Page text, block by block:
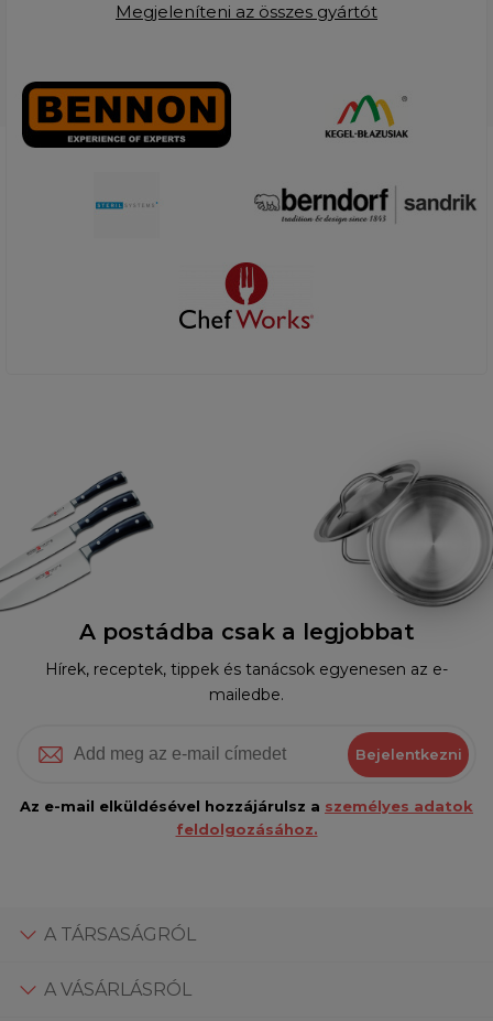
Megjeleníteni az összes gyártót
A postádba csak a legjobbat
Hírek, receptek, tippek és tanácsok egyenesen az e-
mailedbe.
Bejelentkezni
Az e-mail elküldésével hozzájárulsz a személyes adatok
feldolgozásához.
A TÁRSASÁGRÓL
A VÁSÁRLÁSRÓL